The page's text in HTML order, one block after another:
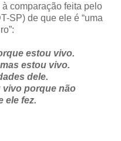
comparação feita pelo
SP) de que ele é “uma
estou vivo.
estou vivo.
dele.
vivo porque não
ele fez.